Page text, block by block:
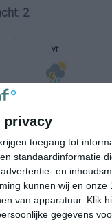
privacy
toegang tot
standaardinformatie
en
kunnen wij en onze
van apparatuur. Klik
gegevens
2
vr
19°C
07:00